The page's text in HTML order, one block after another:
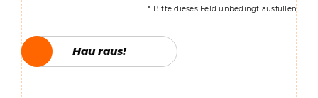
* Bitte dieses Feld unbedingt ausfüllen
Hau raus!
Hau raus!